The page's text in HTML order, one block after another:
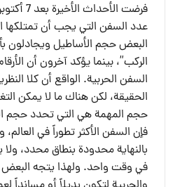
فرضت
عدد السفن التي يجب أن تمتلكها
البعض حجم الأساطيل ويجادلون
الركب”، بينما يؤكد آخرون أن
السفن الحربية. الواقع أن كلا
الحقيقة، لكن هناك ما لا يمكن
حجم المهمة هي التي تحدد حجم
فإن السفن الأكثر تطوراً في
بالنهاية محدودة بنطاق محدد،
في وقت واحد. ولهذا يتجه البعض